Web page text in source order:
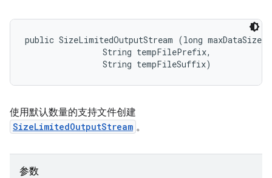
public SizeLimitedOutputStream (long maxDataSize,
                String tempFilePrefix,
                String tempFileSuffix)
使用默认数量的支持文件创建
SizeLimitedOutputStream 。
参数